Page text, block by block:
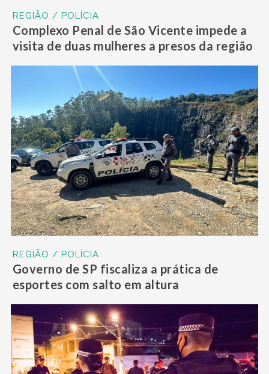
REGIÃO / POLÍCIA
Complexo Penal de São Vicente impede a
visita de duas mulheres a presos da região
REGIÃO / POLÍCIA
Governo de SP fiscaliza a prática de
esportes com salto em altura